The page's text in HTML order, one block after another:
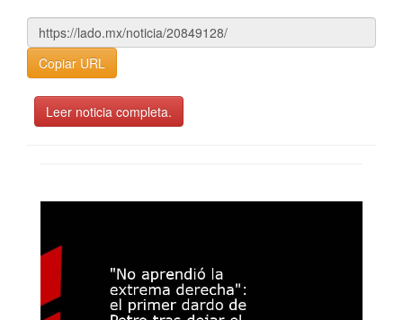
Copiar URL
Leer noticia completa.